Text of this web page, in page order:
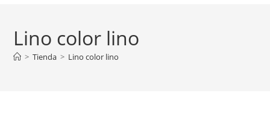
Lino color lino
> Tienda > Lino color lino